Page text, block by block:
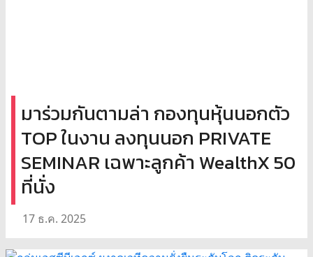
มาร่วมกันตามล่า กองทุนหุ้นนอกตัว
TOP ในงาน ลงทุนนอก PRIVATE
SEMINAR เฉพาะลูกค้า WealthX 50
ที่นั่ง
17 ธ.ค. 2025